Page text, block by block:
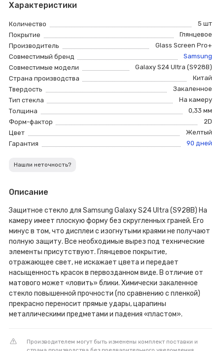
Характеристики
Количество
5 шт
Покрытие
Глянцевое
Производитель
Glass Screen Pro+
Совместимый бренд
Samsung
Совместимые модели
Galaxy S24 Ultra (S928B)
Страна производства
Китай
Твердость
Закаленное
Тип стекла
На камеру
Толщина
0,33 мм
Форм-фактор
2D
Цвет
Желтый
Гарантия
90 дней
Нашли неточность?
Описание
Защитное стекло для Samsung Galaxy S24 Ultra (S928B) На
камеру имеет плоскую форму без скругленных граней. Его
минус в том, что дисплеи с изогнутыми краями не получают
полную защиту. Все необходимые вырез под технические
элементы присутствуют. Глянцевое покрытие,
отражающее свет, не искажает цвета и передает
насыщенность красок в первозданном виде. В отличие от
матового может «ловить» блики. Химически закаленное
стекло повышенной прочности (по сравнению с пленкой)
прекрасно переносит прямые удары, царапины
металлическими предметами и падения «пластом».
Производителем могут быть изменены комплект поставки и